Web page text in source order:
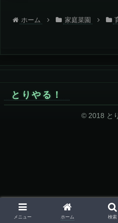
ホーム 家庭菜園
とりやる！
© 2018 と
メニュー ホーム 検索